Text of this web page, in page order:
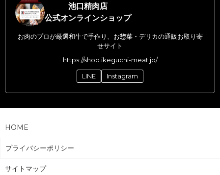
池口精肉店
公式オンラインショップ
お肉のプロが厳選和牛で手作り、お惣菜・デリカの通販お取り寄
せサイト
https://shop.ikeguchi-meat.jp/
LINE Instagram
HOME
プライバシーポリシー
サイトマップ